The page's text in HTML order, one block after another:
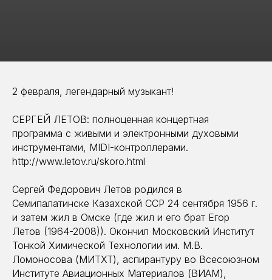
2 февраля, легендарный музыкант!
СЕРГЕЙ ЛЕТОВ: полноценная концертная
программа с живыми и электронными духовыми
инструментами, MIDI-контроллерами.
http://www.letov.ru/skoro.html
Сергей Федорович Летов родился в
Семипалатинске Казахской ССР 24 сентября 1956 г.
и затем жил в Омске (где жил и его брат Егор
Летов (1964-2008)). Окончил Московский Институт
Тонкой Химической Технологии им. М.В.
Ломоносова (МИТХТ), аспирантуру во Всесоюзном
Институте Авиационных Материалов (ВИАМ),